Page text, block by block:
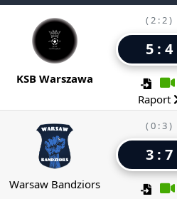
KSB Warszawa
( 2 : 2 )
5 : 4
Raport
Warsaw Bandziors
( 0 : 3 )
3 : 7